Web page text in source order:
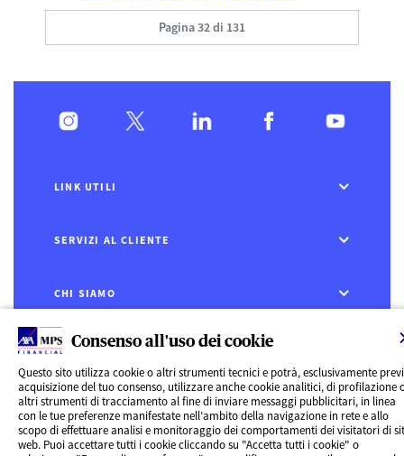
Consenso all'uso dei cookie
Questo sito utilizza cookie o altri strumenti tecnici e potrà, esclusivamente
acquisizione del tuo consenso, utilizzare anche cookie analitici, di profilazione
altri strumenti di tracciamento al fine di inviare messaggi pubblicitari, in linea
con le tue preferenze manifestate nell’ambito della navigazione in rete e allo
scopo di effettuare analisi e monitoraggio dei comportamenti dei visitatori di
web. Puoi accettare tutti i cookie cliccando su "Accetta tutti i cookie" o
Pagina 32 di 131
LINK UTILI
SERVIZI AL CLIENTE
CHI SIAMO
CONTATTI
Privacy
Rivedi le tue scelte sui Cookie
Cookie Policy
Informazioni legali
AXA MPS Financial DAC - VAT Number IE8293822E